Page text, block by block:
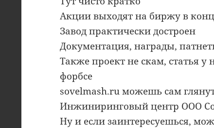
Акции выходят на биржу в
Завод практически достроен
Документация, награды,
Также проект не скам, статья у
форбсе
sovelmash.ru можешь сам
Инжиниринговый центр ООО
Ну и если заинтересуешься,